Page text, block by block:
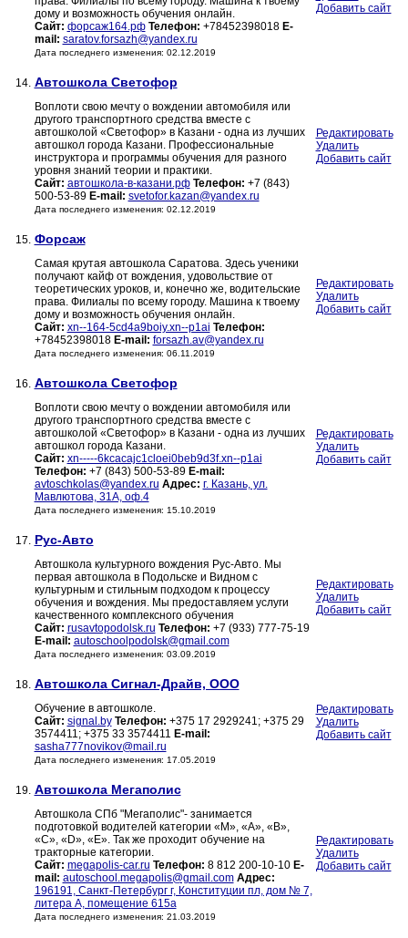
дому и возможность обучения онлайн.
Сайт: форсаж164.рф Телефон: +78452398018 E-
mail: saratov.forsazh@yandex.ru
Дата последнего изменения: 02.12.2019
Добавить сайт
14. Автошкола Светофор
Воплоти свою мечту о вождении автомобиля или
другого транспортного средства вместе с
автошколой «Светофор» в Казани - одна из лучших
автошкол города Казани. Профессиональные
инструктора и программы обучения для разного
уровня знаний теории и практики.
Сайт: автошкола-в-казани.рф Телефон: +7 (843)
500-53-89 E-mail: svetofor.kazan@yandex.ru
Дата последнего изменения: 02.12.2019
Редактировать
Удалить
Добавить сайт
15. Форсаж
Самая крутая автошкола Саратова. Здесь ученики
получают кайф от вождения, удовольствие от
теоретических уроков, и, конечно же, водительские
права. Филиалы по всему городу. Машина к твоему
дому и возможность обучения онлайн.
Сайт: xn--164-5cd4a9boiy.xn--p1ai Телефон:
+78452398018 E-mail: forsazh.av@yandex.ru
Дата последнего изменения: 06.11.2019
Редактировать
Удалить
Добавить сайт
16. Автошкола Светофор
Воплоти свою мечту о вождении автомобиля или
другого транспортного средства вместе с
автошколой «Светофор» в Казани - одна из лучших
автошкол города Казани.
Сайт: xn-----6kcacajc1cloei0beb9d3f.xn--p1ai
Телефон: +7 (843) 500-53-89 E-mail:
avtoschkolas@yandex.ru Адрес: г. Казань, ул.
Мавлютова, 31A, оф.4
Дата последнего изменения: 15.10.2019
Редактировать
Удалить
Добавить сайт
17. Рус-Авто
Автошкола культурного вождения Рус-Авто. Мы
первая автошкола в Подольске и Видном с
культурным и стильным подходом к процессу
обучения и вождения. Мы предоставляем услуги
качественного комплексного обучения
Сайт: rusavtopodolsk.ru Телефон: +7 (933) 777-75-19
E-mail: autoschoolpodolsk@gmail.com
Дата последнего изменения: 03.09.2019
Редактировать
Удалить
Добавить сайт
18. Автошкола Сигнал-Драйв, ООО
Обучение в автошколе.
Сайт: signal.by Телефон: +375 17 2929241; +375 29
3574411; +375 33 3574411 E-mail:
sasha777novikov@mail.ru
Дата последнего изменения: 17.05.2019
Редактировать
Удалить
Добавить сайт
19. Автошкола Мегаполис
Автошкола СПб "Мегаполис"- занимается
подготовкой водителей категории «М», «А», «В»,
«С», «D», «Е». Так же проходит обучение на
тракторные категории.
Сайт: megapolis-car.ru Телефон: 8 812 200-10-10 E-
mail: autoschool.megapolis@gmail.com Адрес:
196191, Санкт-Петербург г, Конституции пл, дом № 7,
литера А, помещение 615а
Дата последнего изменения: 21.03.2019
Редактировать
Удалить
Добавить сайт